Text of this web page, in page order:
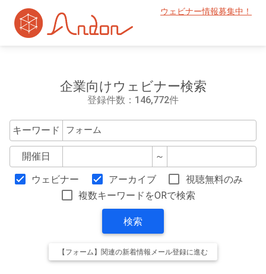
ウェビナー情報募集中！
企業向けウェビナー検索
登録件数：146,772件
キーワード
開催日 ～
ウェビナー アーカイブ
視聴無料のみ
複数キーワードをORで検索
検索
【フォーム】関連の新着情報メール登録に進む